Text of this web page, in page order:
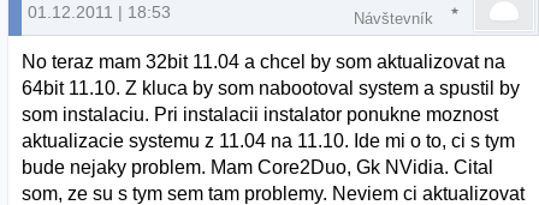
01.12.2011 | 18:53 Návštevník
No teraz mam 32bit 11.04 a chcel by som aktualizovat na
64bit 11.10. Z kluca by som nabootoval system a spustil by
som instalaciu. Pri instalacii instalator ponukne moznost
aktualizacie systemu z 11.04 na 11.10. Ide mi o to, ci s tym
bude nejaky problem. Mam Core2Duo, Gk NVidia. Cital
som, ze su s tym sem tam problemy. Neviem ci aktualizovat